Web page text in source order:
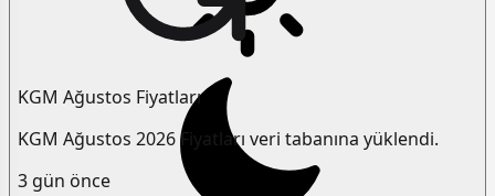
KGM Ağustos Fiyatları
KGM Ağustos 2026 Fiyatları veri tabanına yüklendi.
3 gün önce